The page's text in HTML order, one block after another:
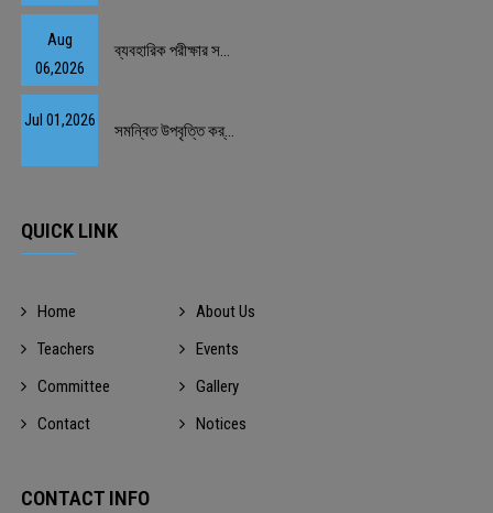
Aug
06,2026
ব্যবহারিক পরীক্ষার স...
Jul 01,2026
সমন্বিত উপবৃত্তি কর্...
QUICK LINK
Home
About Us
Teachers
Events
Committee
Gallery
Contact
Notices
CONTACT INFO